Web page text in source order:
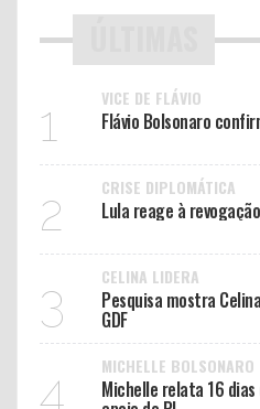
1 VICE DE FLÁVIO
Flávio Bolsonaro
2 CRISE DIPLOMÁTICA
Lula reage à
3 CELINA LIDERA
Pesquisa mostra
GDF
4 MICHELLE BOLSONARO
Michelle relata 16